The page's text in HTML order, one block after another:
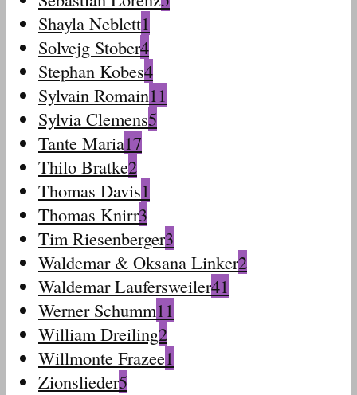
Shayla Neblett1
Solvejg Stober4
Stephan Kobes4
Sylvain Romain11
Sylvia Clemens5
Tante Maria17
Thilo Bratke2
Thomas Davis1
Thomas Knirr3
Tim Riesenberger3
Waldemar & Oksana Linker2
Waldemar Laufersweiler41
Werner Schumm11
William Dreiling2
Willmonte Frazee1
Zionslieder5